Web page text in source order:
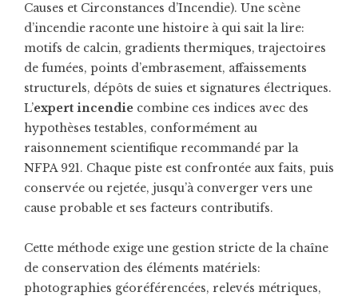
Causes et Circonstances d’Incendie). Une scène
d’incendie raconte une histoire à qui sait la lire:
motifs de calcin, gradients thermiques, trajectoires
de fumées, points d’embrasement, affaissements
structurels, dépôts de suies et signatures électriques.
L’expert incendie combine ces indices avec des
hypothèses testables, conformément au
raisonnement scientifique recommandé par la
NFPA 921. Chaque piste est confrontée aux faits, puis
conservée ou rejetée, jusqu’à converger vers une
cause probable et ses facteurs contributifs.
Cette méthode exige une gestion stricte de la chaîne
de conservation des éléments matériels:
photographies géoréférencées, relevés métriques,